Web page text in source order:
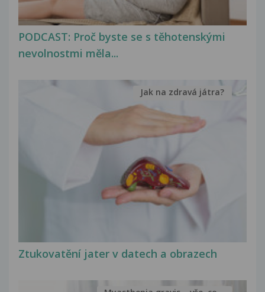
PODCAST: Proč byste se s těhotenskými
nevolnostmi měla...
Ztukovatění jater v datech a obrazech
Jak na zdravá játra?